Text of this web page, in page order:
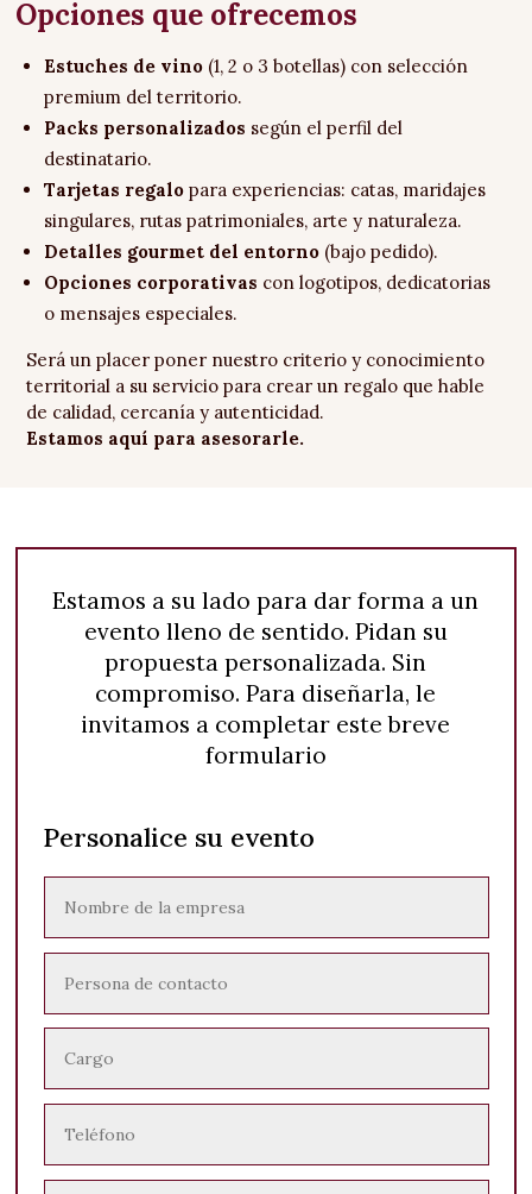
Opciones que ofrecemos
Estuches de vino (1, 2 o 3 botellas) con selección
premium del territorio.
Packs personalizados según el perfil del
destinatario.
Tarjetas regalo para experiencias: catas, maridajes
singulares, rutas patrimoniales, arte y naturaleza.
Detalles gourmet del entorno (bajo pedido).
Opciones corporativas con logotipos, dedicatorias
o mensajes especiales.
Será un placer poner nuestro criterio y conocimiento
territorial a su servicio para crear un regalo que hable
de calidad, cercanía y autenticidad.
Estamos aquí para asesorarle.
Estamos a su lado para dar forma a un
evento lleno de sentido. Pidan su
propuesta personalizada. Sin
compromiso. Para diseñarla, le
invitamos a completar este breve
formulario
Personalice su evento